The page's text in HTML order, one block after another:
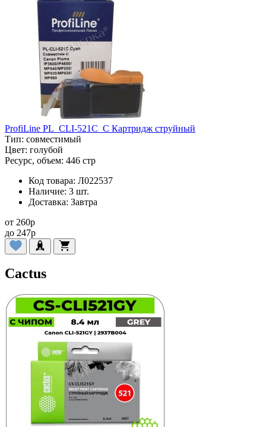
ProfiLine PL_CLI-521C_C Картридж струйный
Тип: совместимый
Цвет: голубой
Ресурс, объем: 446 стр
Код товара: Л022537
Наличие: 3 шт.
Доставка: Завтра
от 260p
до 247p
Cactus